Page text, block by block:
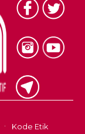
Kode Etik